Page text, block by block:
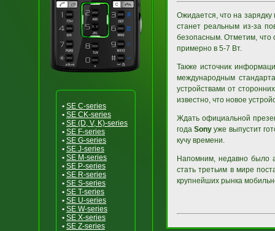
• SE C-series
• SE CK-series
• SE (D, V, K)-series
• SE F-series
• SE G-series
• SE J-series
• SE M-series
• SE P-series
• SE R-series
• SE S-series
• SE T-series
• SE U-series
• SE W-series
• SE X-series
• SE Z-series
Ожидается, что на
станет реальным из-за
безопасным. Отметим, что
примерно в 5-7 Вт.
Также источник
международным
устройствами от
известно, что новое
Ждать официальной
годаSonyуже выпустит
кучу времени.
Напомним, недавно было
стать третьим в мире
крупнейших рынка